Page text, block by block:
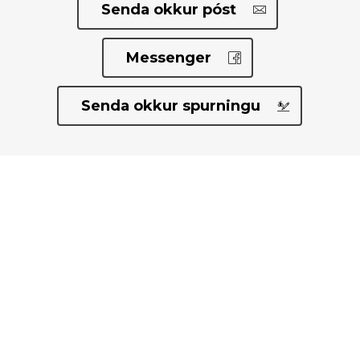
Senda okkur póst
Messenger
Senda okkur spurningu